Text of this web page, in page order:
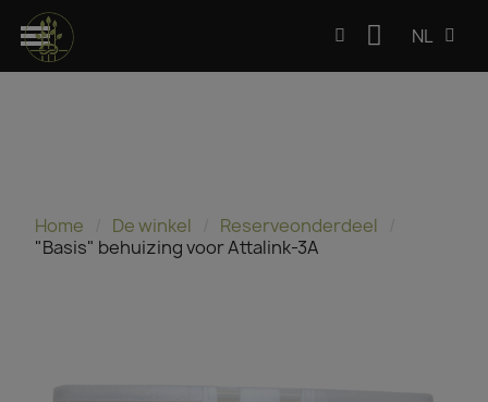
NL
Home De winkel
Reserveonderdeel
"Basis" behuizing voor Attalink-3A